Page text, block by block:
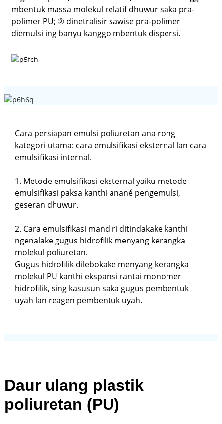
mbentuk massa molekul relatif dhuwur saka pra-
polimer PU; ② dinetralisir sawise pra-polimer
diemulsi ing banyu kanggo mbentuk dispersi.
Cara persiapan emulsi poliuretan ana rong
kategori utama: cara emulsifikasi eksternal lan cara
emulsifikasi internal.
1. Metode emulsifikasi eksternal yaiku metode
emulsifikasi paksa kanthi anané pengemulsi,
geseran dhuwur.
2. Cara emulsifikasi mandiri ditindakake kanthi
ngenalake gugus hidrofilik menyang kerangka
molekul poliuretan.
Gugus hidrofilik dilebokake menyang kerangka
molekul PU kanthi ekspansi rantai monomer
hidrofilik, sing kasusun saka gugus pembentuk
uyah lan reagen pembentuk uyah.
Daur ulang plastik
poliuretan (PU)